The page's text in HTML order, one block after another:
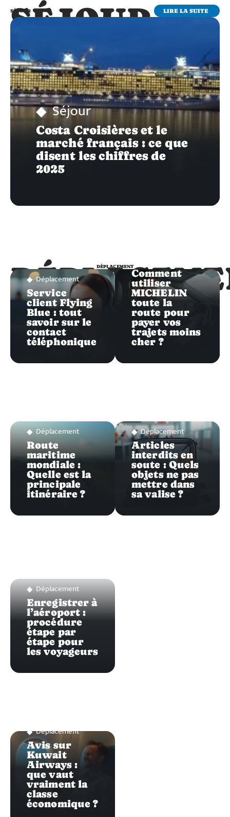
SÉJOUR
SÉJOUR LIRE LA SUITE
Séjour
Costa Croisières et le
marché français : ce que
disent les chiffres de
2025
DÉPLACEMENT
Déplacement
Service
client Flying
Blue : tout
savoir sur le
contact
téléphonique
Déplacement
Route
maritime
mondiale :
Quelle est la
principale
itinéraire ?
Déplacement
Enregistrer à
l’aéroport :
procédure
étape par
étape pour
les voyageurs
Déplacement
Avis sur
Kuwait
Airways :
que vaut
vraiment la
classe
économique ?
Comment
utiliser
MICHELIN
toute la
route pour
payer vos
trajets moins
cher ?
Déplacement
Articles
interdits en
soute : Quels
objets ne pas
mettre dans
sa valise ?